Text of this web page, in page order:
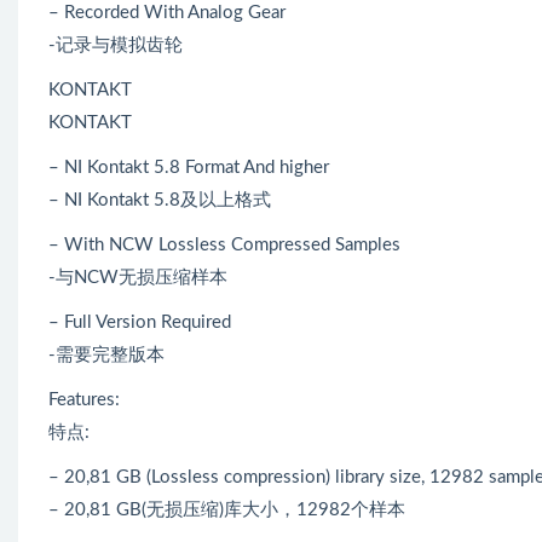
– Recorded With Analog Gear
-记录与模拟齿轮
KONTAKT
KONTAKT
– NI Kontakt 5.8 Format And higher
– NI Kontakt 5.8及以上格式
– With NCW Lossless Compressed Samples
-与NCW无损压缩样本
– Full Version Required
-需要完整版本
Features:
特点:
– 20,81 GB (Lossless compression) library size, 12982
– 20,81 GB(无损压缩)库大小，12982个样本